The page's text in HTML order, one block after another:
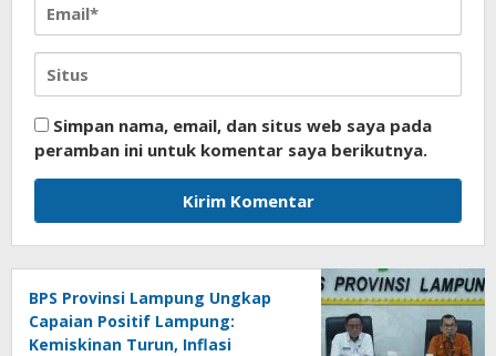
Simpan nama, email, dan situs web saya pada
peramban ini untuk komentar saya berikutnya.
BPS Provinsi Lampung Ungkap
Capaian Positif Lampung:
Kemiskinan Turun, Inflasi